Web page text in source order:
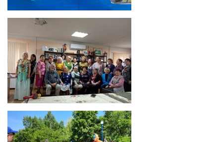
Мечтая о космосе
Никто не забыт и ничто не забыто